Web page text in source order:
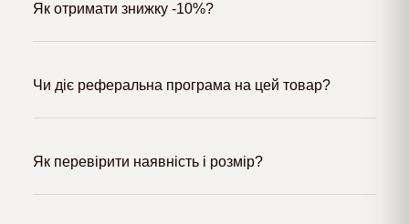
Як отримати знижку -10%?
Чи діє реферальна програма на цей товар?
Як перевірити наявність і розмір?